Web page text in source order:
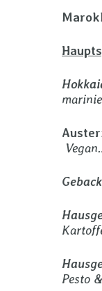
Pesto